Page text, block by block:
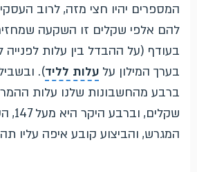
המספרים יהיו חצי מזה, לרוב
להם אלפי שקלים זו השקעה
בעודף (על ההבדל בין עלות
בערך המילון על עלות לליד).
המגרש, והביצוע קובע איפה עליו